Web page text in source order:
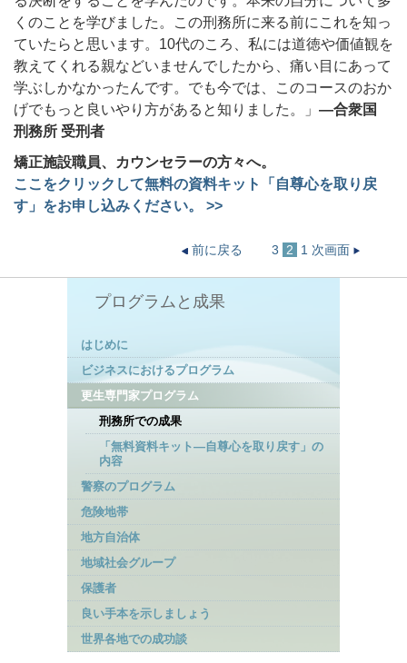
くのことを学びました。この刑務所に来る前にこれを知っ
ていたらと思います。10代のころ、私には道徳や価値観を
教えてくれる親などいませんでしたから、痛い目にあって
学ぶしかなかったんです。でも今では、このコースのおか
げでもっと良いやり方があると知りました。」 —合衆国
刑務所 受刑者
矯正施設職員、カウンセラーの方々へ。
ここをクリックして無料の資料キット「自尊心を取り戻
す」をお申し込みください。 >>
次画面
1
2
3
前に戻る
プログラムと成果
はじめに
ビジネスにおけるプログラム
更生専門家プログラム
刑務所での成果
「無料資料キット―自尊心を取り戻す」の
内容
警察のプログラム
危険地帯
地方自治体
地域社会グループ
保護者
良い手本を示しましょう
世界各地での成功談